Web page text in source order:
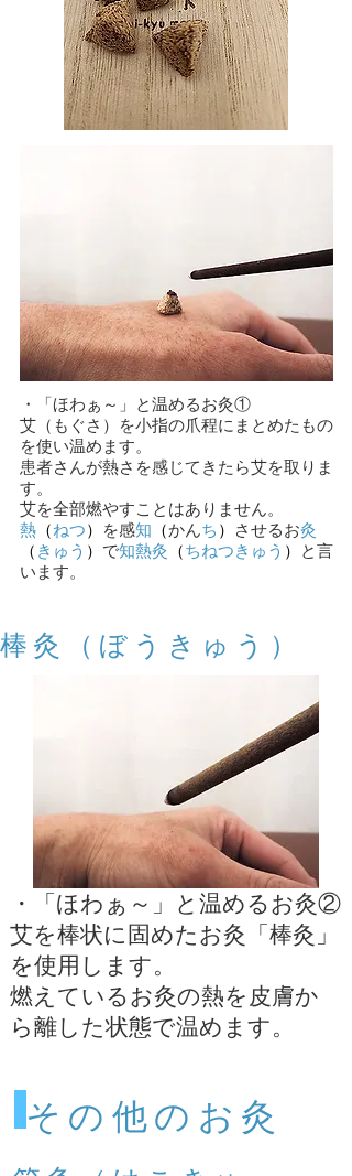
・「ほわぁ～」と温めるお灸①
艾（もぐさ）を小指の爪程にまとめたもの
を使い温めます。
患者さんが熱さを感じてきたら艾を取りま
す。
​艾を全部燃やすことはありません。
熱 （ねつ） を感知 （かんち ） させるお灸
（ きゅう ） で知熱灸 （ちねつきゅう ）
と言
います。
​棒灸（ぼうきゅう）
・「ほわぁ～」と温めるお灸②
艾を棒状に固めたお灸「棒灸」
を使用します。
燃えているお灸の熱を皮膚か
ら離した状態で温めます。
​その他のお灸